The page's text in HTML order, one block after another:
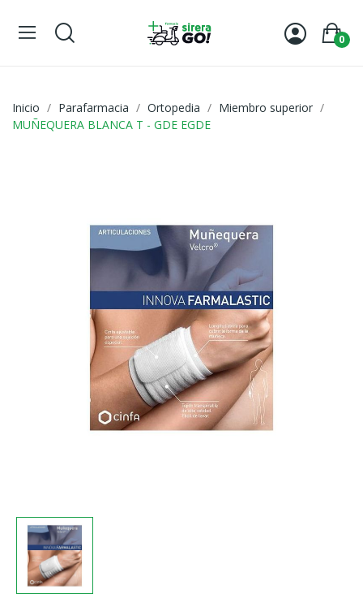
0
Inicio Parafarmacia Ortopedia
Miembro superior
MUÑEQUERA BLANCA T - GDE EGDE